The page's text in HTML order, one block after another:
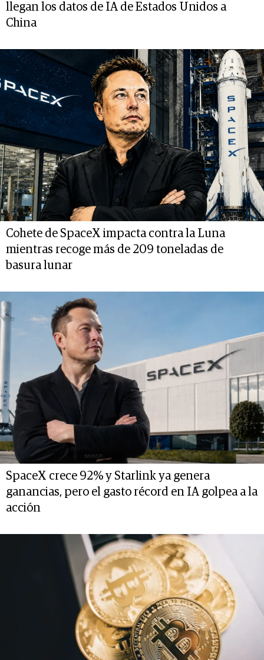
llegan los datos de IA de Estados Unidos a
China
Cohete de SpaceX impacta contra la Luna
mientras recoge más de 209 toneladas de
basura lunar
SpaceX crece 92% y Starlink ya genera
ganancias, pero el gasto récord en IA golpea a la
acción